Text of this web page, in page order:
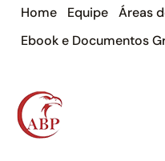
Home Equipe Áreas
Ebook e Documentos